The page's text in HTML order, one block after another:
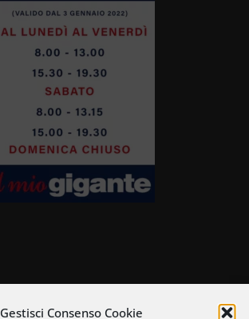
Gestisci Consenso Cookie
Home